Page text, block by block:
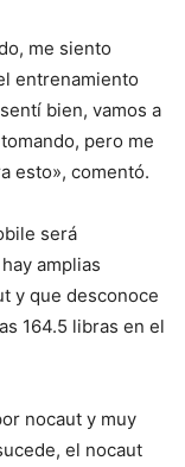
me siento
entrenamiento
bien, vamos a
pero me
esto», comentó.
será
amplias
y que desconoce
164.5 libras en el
nocaut y muy
el nocaut